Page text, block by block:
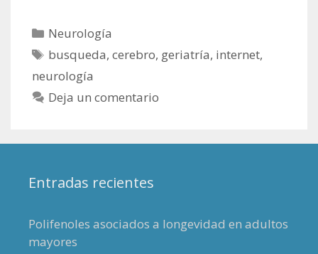
Categorías
Neurología
Etiquetas
busqueda,cerebro, geriatría, internet,
neurología
Deja un comentario
Entradas recientes
Polifenoles asociados a longevidad en adultos
mayores